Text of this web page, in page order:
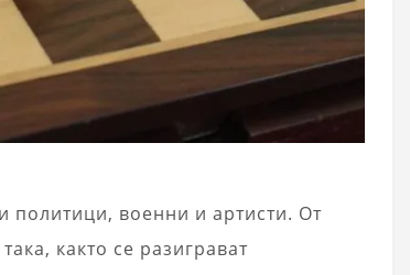
политици, военни и артисти. От
както се разиграват